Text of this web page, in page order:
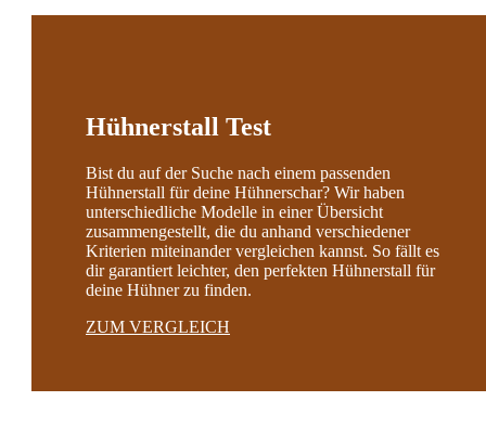
Hühnerstall Test
Bist du auf der Suche nach einem passenden
Hühnerstall für deine Hühnerschar? Wir haben
unterschiedliche Modelle in einer Übersicht
zusammengestellt, die du anhand verschiedener
Kriterien miteinander vergleichen kannst. So fällt es
dir garantiert leichter, den perfekten Hühnerstall für
deine Hühner zu finden.
ZUM VERGLEICH